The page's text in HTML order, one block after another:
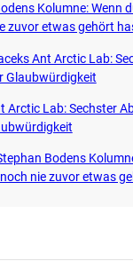
Kolumne: Wenn
zuvor etwas gehört
Ant Arctic Lab:
Glaubwürdigkeit
Arctic Lab: Sechster
Bodens
nie zuvor etwas